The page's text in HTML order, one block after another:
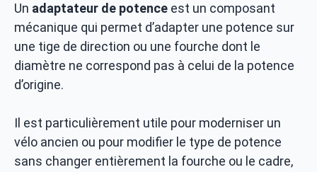
Un adaptateur de potence est un composant
mécanique qui permet d’adapter une potence sur
une tige de direction ou une fourche dont le
diamètre ne correspond pas à celui de la potence
d’origine.
Il est particulièrement utile pour moderniser un
vélo ancien ou pour modifier le type de potence
sans changer entièrement la fourche ou le cadre,